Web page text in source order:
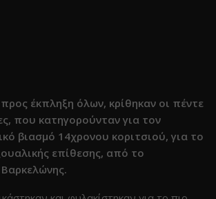
έκπληξη όλων, κρίθηκαν οι πέντε
που κατηγορούνταν για τον
βιασμό 14χρονου κοριτσιού, για το
επίθεσης, από το